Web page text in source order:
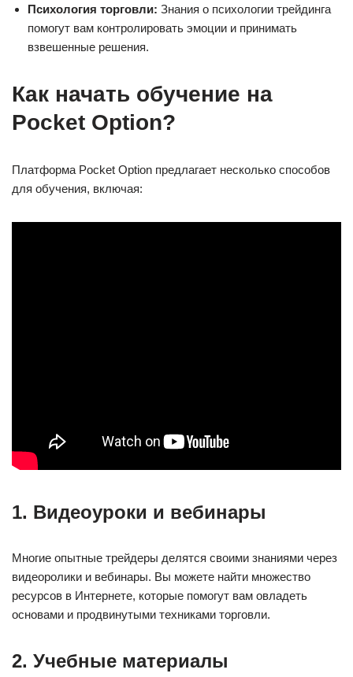
Психология торговли: Знания о психологии трейдинга
помогут вам контролировать эмоции и принимать
взвешенные решения.
Как начать обучение на
Pocket Option?
Платформа Pocket Option предлагает несколько способов
для обучения, включая:
1. Видеоуроки и вебинары
Многие опытные трейдеры делятся своими знаниями через
видеоролики и вебинары. Вы можете найти множество
ресурсов в Интернете, которые помогут вам овладеть
основами и продвинутыми техниками торговли.
2. Учебные материалы